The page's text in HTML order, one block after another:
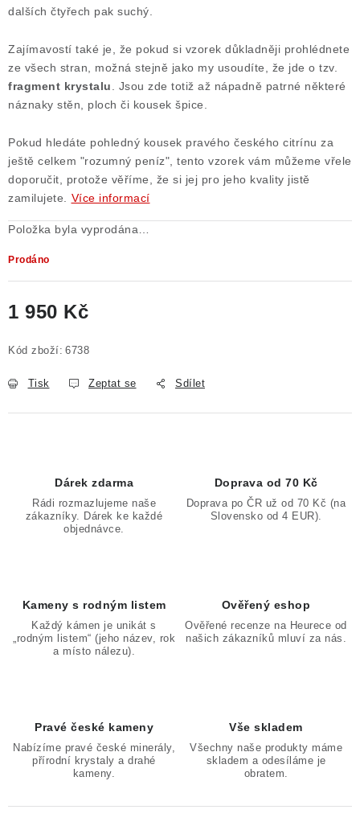
dalších čtyřech pak suchý.
Zajímavostí také je, že pokud si vzorek důkladněji prohlédnete
ze všech stran, možná stejně jako my usoudíte, že jde o tzv.
fragment krystalu . Jsou zde totiž až nápadně patrné některé
náznaky stěn, ploch či kousek špice.
Pokud hledáte pohledný kousek pravého českého citrínu za
ještě celkem "rozumný peníz", tento vzorek vám můžeme vřele
doporučit, protože věříme, že si jej pro jeho kvality jistě
zamilujete.
Více informací
Položka byla vyprodána…
Prodáno
1 950 Kč
Kód zboží: 6738
Tisk Zeptat se Sdílet
Dárek zdarma
Rádi rozmazlujeme naše
zákazníky. Dárek ke každé
objednávce.
Doprava od 70 Kč
Doprava po ČR už od 70 Kč (na
Slovensko od 4 EUR).
Kameny s rodným listem
Každý kámen je unikát s
„rodným listem“ (jeho název, rok
a místo nálezu).
Ověřený eshop
Ověřené recenze na Heurece od
našich zákazníků mluví za nás.
Pravé české kameny
Nabízíme pravé české minerály,
přírodní krystaly a drahé
kameny.
Vše skladem
Všechny naše produkty máme
skladem a odesíláme je
obratem.